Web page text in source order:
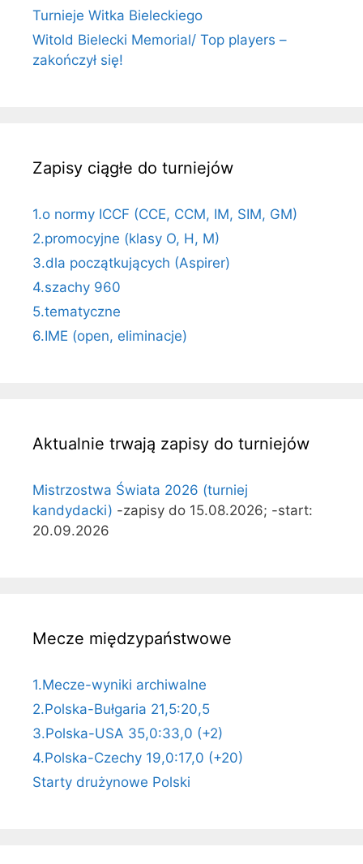
Turnieje Witka Bieleckiego
Witold Bielecki Memorial/ Top players –
zakończył się!
Zapisy ciągłe do turniejów
1.o normy ICCF (CCE, CCM, IM, SIM, GM)
2.promocyjne (klasy O, H, M)
3.dla początkujących (Aspirer)
4.szachy 960
5.tematyczne
6.IME (open, eliminacje)
Aktualnie trwają zapisy do turniejów
Mistrzostwa Świata 2026 (turniej
kandydacki) -zapisy do 15.08.2026; -start:
20.09.2026
Mecze międzypaństwowe
1.Mecze-wyniki archiwalne
2.Polska-Bułgaria 21,5:20,5
3.Polska-USA 35,0:33,0 (+2)
4.Polska-Czechy 19,0:17,0 (+20)
Starty drużynowe Polski